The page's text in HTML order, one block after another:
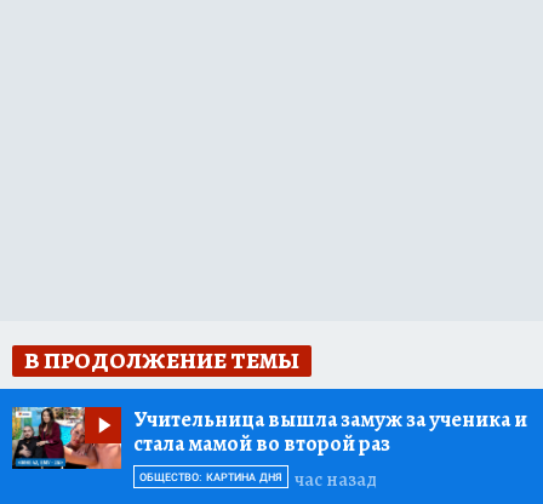
В ПРОДОЛЖЕНИЕ ТЕМЫ
Учительница вышла замуж за ученика и
стала мамой во второй раз
час назад
ОБЩЕСТВО: КАРТИНА ДНЯ